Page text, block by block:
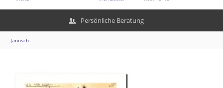
Persönliche Beratung
Janosch